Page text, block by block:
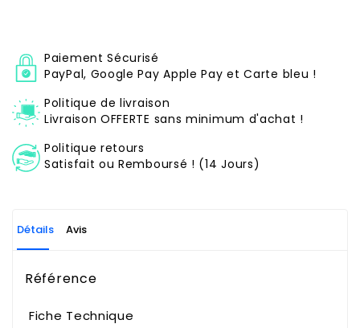
Paiement Sécurisé
PayPal, Google Pay Apple Pay et Carte bleu !
Politique de livraison
Livraison OFFERTE sans minimum d'achat !
Politique retours
Satisfait ou Remboursé ! (14 Jours)
Détails Avis
Référence
Fiche Technique